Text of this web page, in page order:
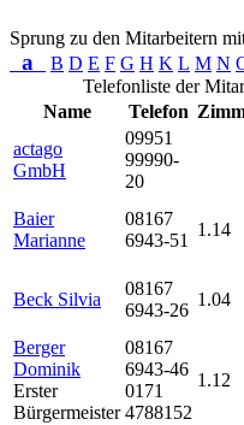
Sprung zu den Mitarbeitern
a B D E F G H K L M N
Telefonliste der
Name
Telefon
actago
GmbH
09951
99990-
20
Baier
Marianne
08167
6943-51
1.14
Beck Silvia
08167
6943-26
1.04
Berger
Dominik
Erster
Bürgermeister
08167
6943-46
0171
4788152
1.12